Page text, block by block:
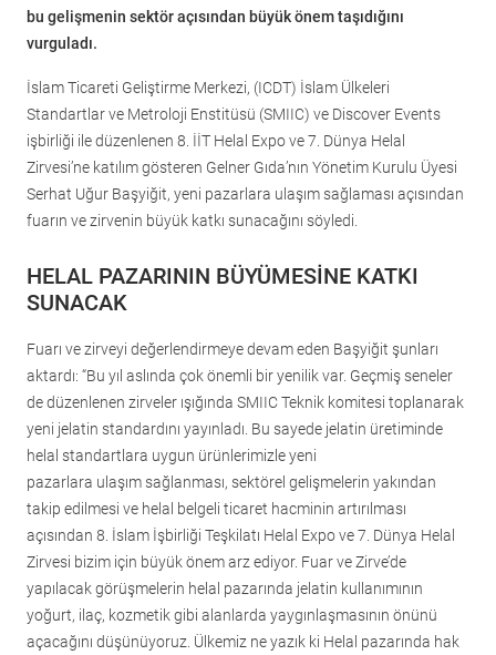
bu gelişmenin sektör açısından büyük önem taşıdığını
vurguladı.
İslam Ticareti Geliştirme Merkezi, (ICDT) İslam Ülkeleri
Standartlar ve Metroloji Enstitüsü (SMIIC) ve Discover Events
işbirliği ile düzenlenen 8. İİT Helal Expo ve 7. Dünya Helal
Zirvesi’ne katılım gösteren Gelner Gıda’nın Yönetim Kurulu Üyesi
Serhat Uğur Başyiğit, yeni pazarlara ulaşım sağlaması açısından
fuarın ve zirvenin büyük katkı sunacağını söyledi.
HELAL PAZARININ BÜYÜMESİNE KATKI
SUNACAK
Fuarı ve zirveyi değerlendirmeye devam eden Başyiğit şunları
aktardı: “Bu yıl aslında çok önemli bir yenilik var. Geçmiş seneler
de düzenlenen zirveler ışığında SMIIC Teknik komitesi toplanarak
yeni jelatin standardını yayınladı. Bu sayede jelatin üretiminde
helal standartlara uygun ürünlerimizle yeni
pazarlara ulaşım sağlanması, sektörel gelişmelerin yakından
takip edilmesi ve helal belgeli ticaret hacminin artırılması
açısından 8. İslam İşbirliği Teşkilatı Helal Expo ve 7. Dünya Helal
Zirvesi bizim için büyük önem arz ediyor. Fuar ve Zirve’de
yapılacak görüşmelerin helal pazarında jelatin kullanımının
yoğurt, ilaç, kozmetik gibi alanlarda yaygınlaşmasının önünü
açacağını düşünüyoruz. Ülkemiz ne yazık ki Helal pazarında hak